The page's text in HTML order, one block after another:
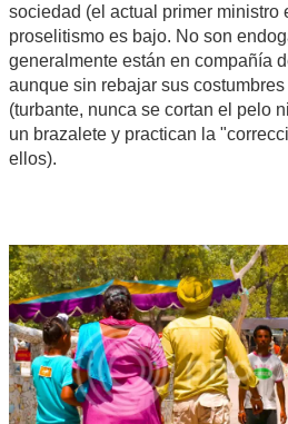
sociedad (el actual primer ministro
proselitismo es bajo. No son
generalmente están en compañía
aunque sin rebajar sus
(turbante, nunca se cortan el pelo
un brazalete y practican la
ellos).